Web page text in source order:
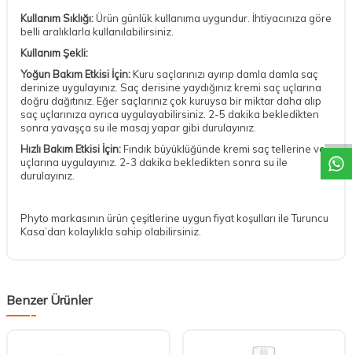
Kullanım Sıklığı:Ürün günlük kullanıma uygundur. İhtiyacınıza göre
belli aralıklarla kullanılabilirsiniz.
Kullanım Şekli:
Yoğun Bakım Etkisi İçin:Kuru saçlarınızı ayırıp damla damla saç
derinize uygulayınız. Saç derisine yaydığınız kremi saç uçlarına
doğru dağıtınız. Eğer saçlarınız çok kuruysa bir miktar daha alıp
saç uçlarınıza ayrıca uygulayabilirsiniz. 2-5 dakika bekledikten
sonra yavaşça su ile masaj yapar gibi durulayınız.
Hızlı Bakım Etkisi İçin:Fındık büyüklüğünde kremi saç tellerine ve
uçlarına uygulayınız. 2-3 dakika bekledikten sonra su ile
durulayınız.
Phyto markasının ürün çeşitlerine uygun fiyat koşulları ile Turuncu
Kasa’dan kolaylıkla sahip olabilirsiniz.
Benzer Ürünler